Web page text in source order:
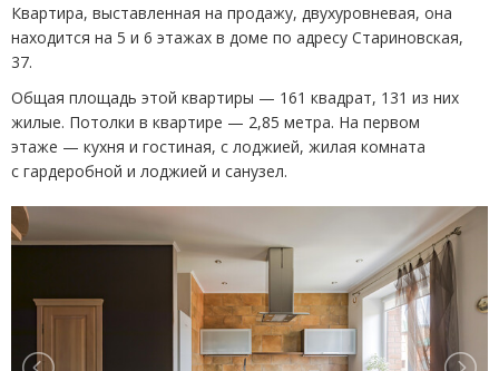
Квартира, выставленная на продажу, двухуровневая, она
находится на 5 и 6 этажах в доме по адресу Стариновская,
37.
Общая площадь этой квартиры — 161 квадрат, 131 из них
жилые. Потолки в квартире — 2,85 метра. На первом
этаже — кухня и гостиная, с лоджией, жилая комната
с гардеробной и лоджией и санузел.